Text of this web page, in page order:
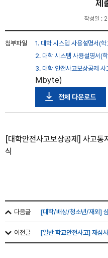
제
작성일
첨부파일 1. 대학 시스템 사용설명서(
2. 대학 시스템 사용설명서(
3. 대학 안전사고보상공제
Mbyte)
전체 다운로드
[대학안전사고보상공제 ] 사고통
식
다음글 [대학/배상/청소년/재외]
이전글 [일반 학교안전사고] 재심